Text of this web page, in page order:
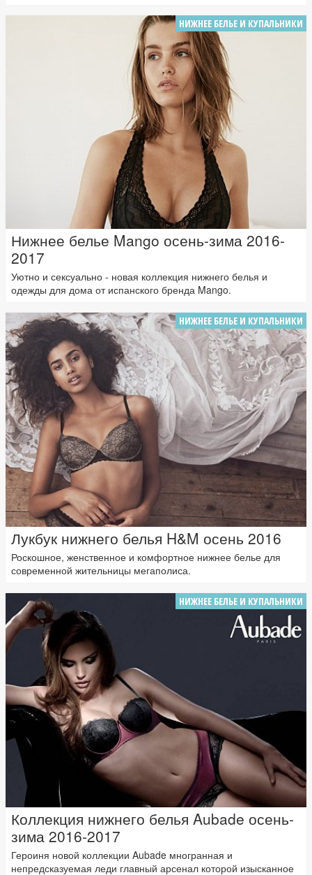
НИЖНЕЕ БЕЛЬЕ И КУПАЛЬНИКИ
Нижнее белье Mango осень-зима 2016-
2017
Уютно и сексуально - новая коллекция нижнего белья и
одежды для дома от испанского бренда Mango.
НИЖНЕЕ БЕЛЬЕ И КУПАЛЬНИКИ
Лукбук нижнего белья H&M осень 2016
Роскошное, женственное и комфортное нижнее белье для
современной жительницы мегаполиса.
НИЖНЕЕ БЕЛЬЕ И КУПАЛЬНИКИ
Коллекция нижнего белья Aubade осень-
зима 2016-2017
Героиня новой коллекции Aubade многранная и
непредсказуемая леди главный арсенал которой изысканное